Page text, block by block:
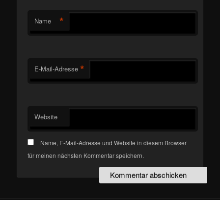
Name *
E-Mail-Adresse *
Website
Name, E-Mail-Adresse und Website in diesem Browser
für meinen nächsten Kommentar speichern.